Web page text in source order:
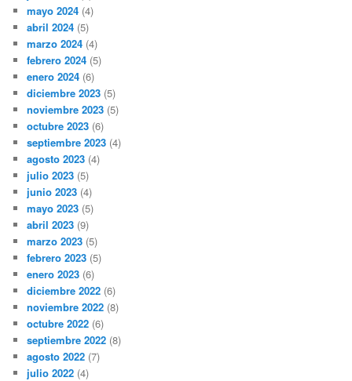
mayo 2024 (4)
abril 2024 (5)
marzo 2024 (4)
febrero 2024 (5)
enero 2024 (6)
diciembre 2023 (5)
noviembre 2023 (5)
octubre 2023 (6)
septiembre 2023 (4)
agosto 2023 (4)
julio 2023 (5)
junio 2023 (4)
mayo 2023 (5)
abril 2023 (9)
marzo 2023 (5)
febrero 2023 (5)
enero 2023 (6)
diciembre 2022 (6)
noviembre 2022 (8)
octubre 2022 (6)
septiembre 2022 (8)
agosto 2022 (7)
julio 2022 (4)